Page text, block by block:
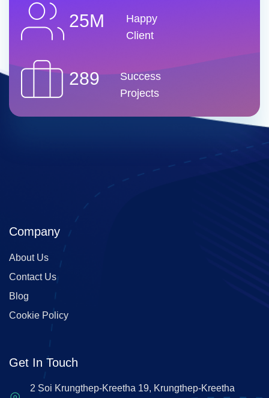
25M
Happy
Client
289
Success
Projects
Company
About Us
Contact Us
Blog
Cookie Policy
Get In Touch
2 Soi Krungthep-Kreetha 19, Krungthep-Kreetha